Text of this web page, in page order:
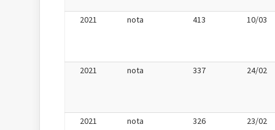
2021 nota 413 10/03
2021 nota 337 24/02
2021 nota 326 23/02